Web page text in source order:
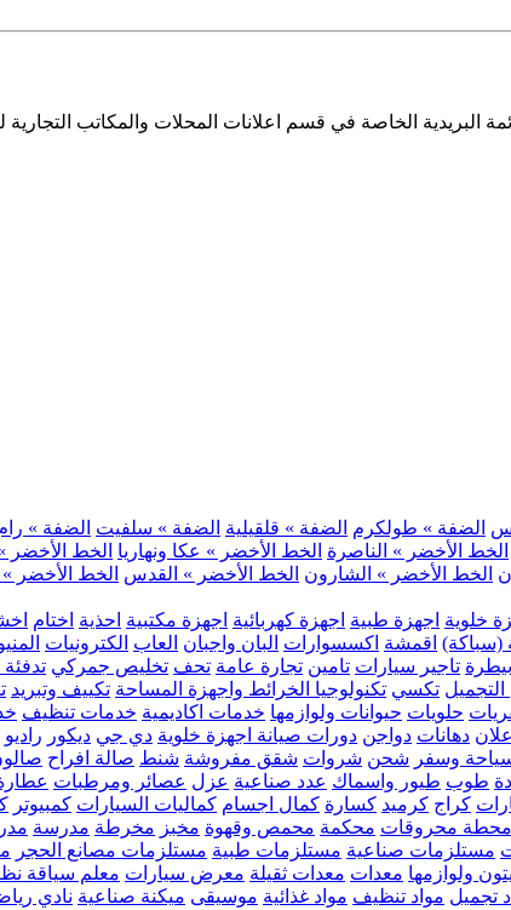
البريدية الخاصة في قسم اعلانات المحلات والمكاتب
الضفة » طولكرم الضفة » قلقيلية الضفة » سلفيت الضفة »
الخط الأخضر » الناصرة الخط الأخضر » عكا ونهاريا الخط الأخضر
الخط الأخضر » الشارون الخط الأخضر » القدس الخط الأخضر »
خلوية اجهزة طبية اجهزة كهربائية اجهزة مكتبية احذية اختام
(سباكة) اقمشة اكسسوارات البان واجبان العاب الكترونيات
بيطرة تاجير سيارات تامين تجارة عامة تحف تخليص جمركي
تكسي تكنولوجيا الخرائط واجهزة المساحة تكييف وتبريد
حلويات حيوانات ولوازمها خدمات اكاديمية خدمات تنظيف
دهانات دواجن دورات صيانة اجهزة خلوية دي جي ديكور راديو
وسفر شحن شروات شقق مفروشة شنط صالة افراح
طوب طيور واسماك عدد صناعية عزل عصائر ومرطبات
كراج كرميد كسارة كمال اجسام كماليات السيارات كمبيوتر
محطة محروقات محكمة محمص وقهوة مخبز مخرطة مدرسة
مستلزمات صناعية مستلزمات طبية مستلزمات مصانع الحجر
ولوازمها معدات معدات ثقيلة معرض سيارات معلم سياقة
تجميل مواد تنظيف مواد غذائية موسيقى ميكنة صناعية نادي